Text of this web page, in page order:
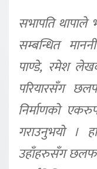
सभापति
सम्बन्धित
पाण्डे, रमेश
परियारसँग
निर्माणको
गराउनुभयो ।
उहाँहरुसँग